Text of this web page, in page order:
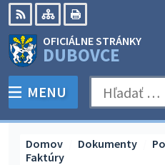
Preskočiť
na
obsah
RSS Mapa
OFICIÁLNE STRÁNKY
DUBOVCE
PREPNÚŤ
MENU Hľadať:
Domov Dokumenty
Faktúry